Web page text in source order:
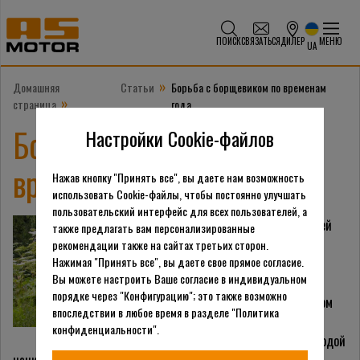
ПОИСКСВЯЗАТЬСЯДИЛЕР UA МЕНЮ
Домашняя
страница »
Статьи » Борьба с борщевиком по временам
года
Борьба с борщевиком по
временам года
Каждый год после зимней
спячки вся земля
пробуждается и первым
делом она покрывается
красивым зеленым ковром
из травы, в это время
помимо любования природой
Настройки Cookie-файлов
Нажав кнопку "Принять все", вы даете нам возможность
использовать Cookie-файлы, чтобы постоянно улучшать
пользовательский интерфейс для всех пользователей, а
также предлагать вам персонализированные
рекомендации также на сайтах третьих сторон.
Нажимая "Принять все", вы даете свое прямое согласие.
Вы можете настроить Ваше согласие в индивидуальном
порядке через "Конфигурацию"; это также возможно
впоследствии в любое время в разделе "Политика
конфиденциальности".